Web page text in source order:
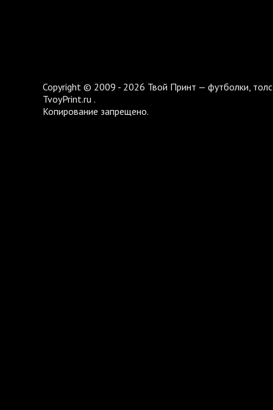
Copyright © 2009 - 2026 Твой Принт — футболки,
TvoyPrint.ru .
Копирование запрещено.